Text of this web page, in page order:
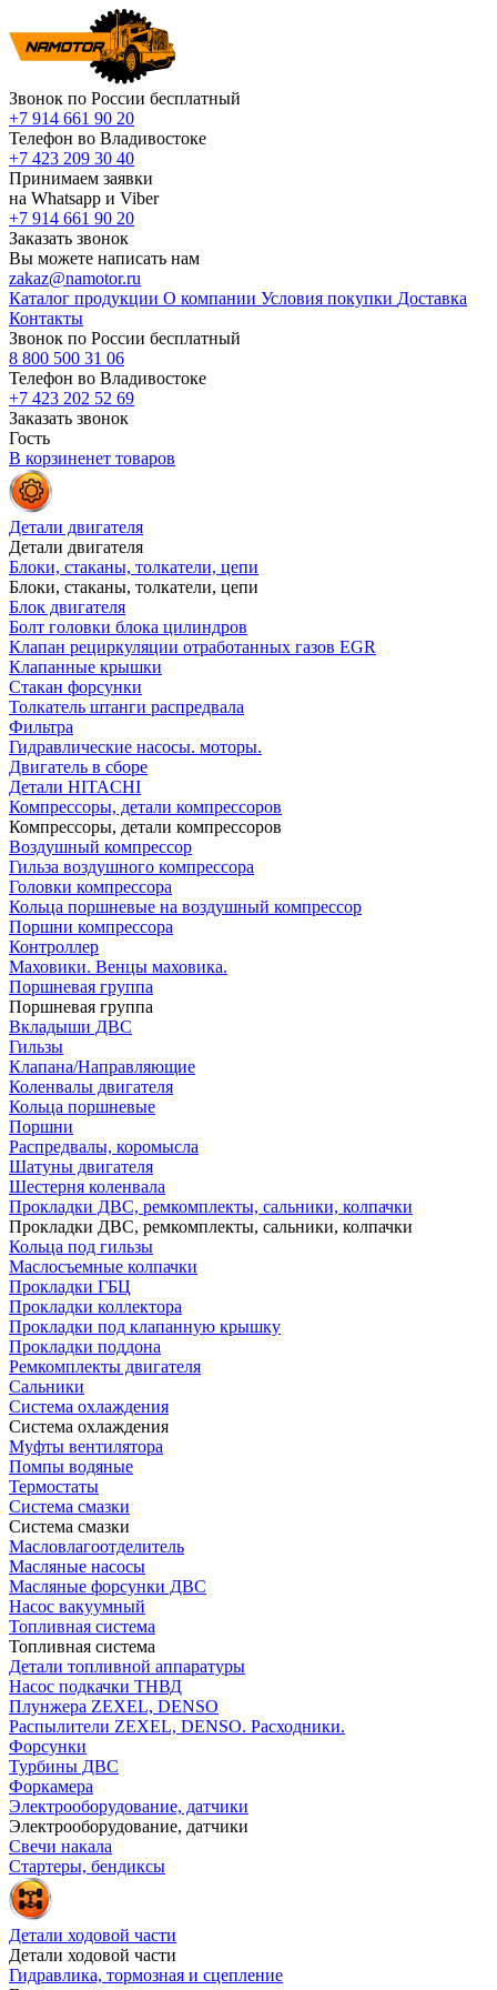
Звонок по России бесплатный
+7 914 661 90 20
Телефон во Владивостоке
+7 423 209 30 40
Принимаем заявки
на Whatsapp и Viber
+7 914 661 90 20
Заказать звонок
Вы можете написать нам
zakaz@namotor.ru
Каталог продукции О компании Условия покупки Доставка
Контакты
Звонок по России бесплатный
8 800 500 31 06
Телефон во Владивостоке
+7 423 202 52 69
Заказать звонок
Гость
В корзиненет товаров
Детали двигателя
Детали двигателя
Блоки, стаканы, толкатели, цепи
Блоки, стаканы, толкатели, цепи
Блок двигателя
Болт головки блока цилиндров
Клапан рециркуляции отработанных газов EGR
Клапанные крышки
Стакан форсунки
Толкатель штанги распредвала
Фильтра
Гидравлические насосы. моторы.
Двигатель в сборе
Детали HITACHI
Компрессоры, детали компрессоров
Компрессоры, детали компрессоров
Воздушный компрессор
Гильза воздушного компрессора
Головки компрессора
Кольца поршневые на воздушный компрессор
Поршни компрессора
Контроллер
Маховики. Венцы маховика.
Поршневая группа
Поршневая группа
Вкладыши ДВС
Гильзы
Клапана/Направляющие
Коленвалы двигателя
Кольца поршневые
Поршни
Распредвалы, коромысла
Шатуны двигателя
Шестерня коленвала
Прокладки ДВС, ремкомплекты, сальники, колпачки
Прокладки ДВС, ремкомплекты, сальники, колпачки
Кольца под гильзы
Маслосъемные колпачки
Прокладки ГБЦ
Прокладки коллектора
Прокладки под клапанную крышку
Прокладки поддона
Ремкомплекты двигателя
Сальники
Система охлаждения
Система охлаждения
Муфты вентилятора
Помпы водяные
Термостаты
Система смазки
Система смазки
Масловлагоотделитель
Масляные насосы
Масляные форсунки ДВС
Насос вакуумный
Топливная система
Топливная система
Детали топливной аппаратуры
Насос подкачки ТНВД
Плунжера ZEXEL, DENSO
Распылители ZEXEL, DENSO. Расходники.
Форсунки
Турбины ДВС
Форкамера
Электрооборудование, датчики
Электрооборудование, датчики
Свечи накала
Стартеры, бендиксы
Детали ходовой части
Детали ходовой части
Гидравлика, тормозная и сцепление